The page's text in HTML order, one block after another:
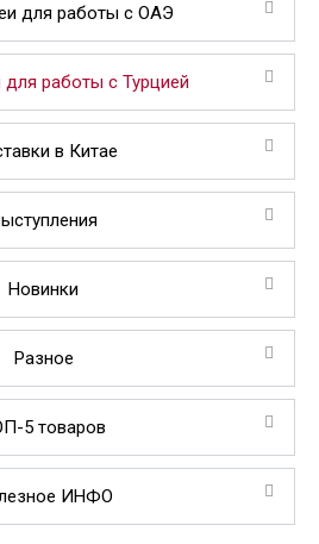
для работы с ОАЭ
для работы с Турцией
в Китае
Новинки
Разное
5 товаров
ИНФО